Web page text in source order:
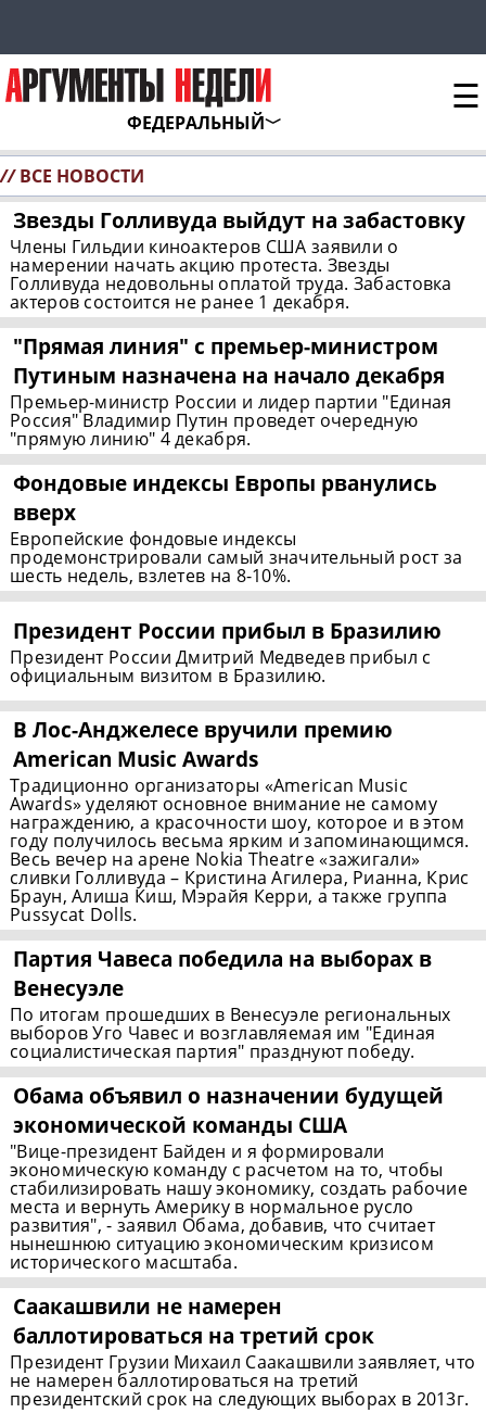
ФЕДЕРАЛЬНЫЙ
☰
// ВСЕ НОВОСТИ
Звезды Голливуда выйдут на забастовку
Члены Гильдии киноактеров США заявили о
намерении начать акцию протеста. Звезды
Голливуда недовольны оплатой труда. Забастовка
актеров состоится не ранее 1 декабря.
"Прямая линия" с премьер-министром
Путиным назначена на начало декабря
Премьер-министр России и лидер партии "Единая
Россия" Владимир Путин проведет очередную
"прямую линию" 4 декабря.
Фондовые индексы Европы рванулись
вверх
Европейские фондовые индексы
продемонстрировали самый значительный рост за
шесть недель, взлетев на 8-10%.
Президент России прибыл в Бразилию
Президент России Дмитрий Медведев прибыл с
официальным визитом в Бразилию.
ВЛос-Анджелесе вручили премию
American Music Awards
Традиционно организаторы «American Music
Awards» уделяют основное внимание не самому
награждению, а красочности шоу, которое и в этом
году получилось весьма ярким и запоминающимся.
Весь вечер на арене Nokia Theatre «зажигали»
сливки Голливуда – Кристина Агилера, Рианна, Крис
Браун, Алиша Киш, Мэрайя Керри, а также группа
Pussycat Dolls.
Партия Чавеса победила на выборах в
Венесуэле
По итогам прошедших в Венесуэле региональных
выборов Уго Чавес и возглавляемая им "Единая
социалистическая партия" празднуют победу.
Обама объявил о назначении будущей
экономической команды США
"Вице-президент Байден и я формировали
экономическую команду с расчетом на то, чтобы
стабилизировать нашу экономику, создать рабочие
места и вернуть Америку в нормальное русло
развития", - заявил Обама, добавив, что считает
нынешнюю ситуацию экономическим кризисом
исторического масштаба.
Саакашвили не намерен
баллотироваться на третий срок
Президент Грузии Михаил Саакашвили заявляет, что
не намерен баллотироваться на третий
президентский срок на следующих выборах в 2013г.